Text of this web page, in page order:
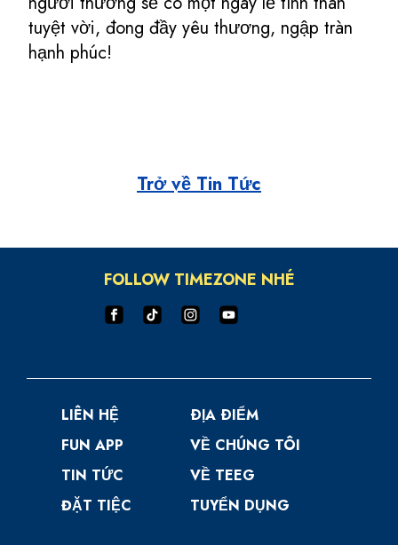
tuyệt vời, đong đầy yêu thương, ngập tràn
hạnh phúc!
Trở về Tin Tức
FOLLOW TIMEZONE NHÉ
LIÊN HỆ
FUN APP
TIN TỨC
ĐẶT TIỆC
ÐỊA ÐIỂM
VỀ CHÚNG TÔI
VỀ TEEG
TUYỂN DỤNG